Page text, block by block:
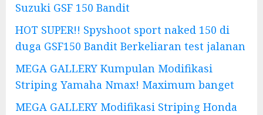
Suzuki GSF 150 Bandit
HOT SUPER!! Spyshoot sport naked 150 di
duga GSF150 Bandit Berkeliaran test jalanan
MEGA GALLERY Kumpulan Modifikasi
Striping Yamaha Nmax! Maximum banget
MEGA GALLERY Modifikasi Striping Honda